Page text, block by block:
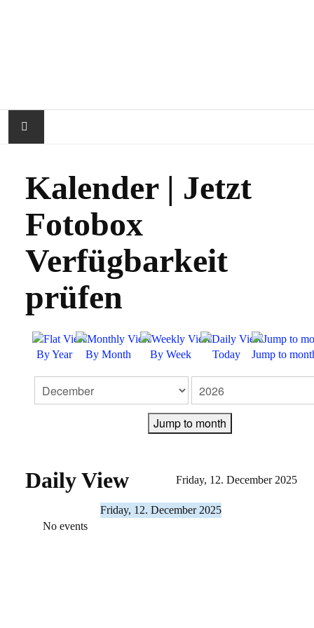
ÜBER RAPHIPI
IMPRESSIONEN
FAQ
KALENDER
FEEDBACK
IMPRESSUM
Kalender | Jetzt
Fotobox
Verfügbarkeit
prüfen
By Year By Month By Week Today Jump to
Jump to month
Daily View Friday, 12. December 2025
Friday, 12. December 2025
No events